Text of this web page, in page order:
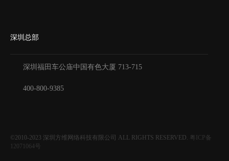
深圳总部
深圳福田车公庙中国有色大厦 713-715
400-800-9385
©2010-2023 深圳方维网络科技有限公司 ALL RIGHTS RESERVED. 粤ICP备
12071064号